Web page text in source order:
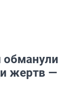
обманули
жертв —